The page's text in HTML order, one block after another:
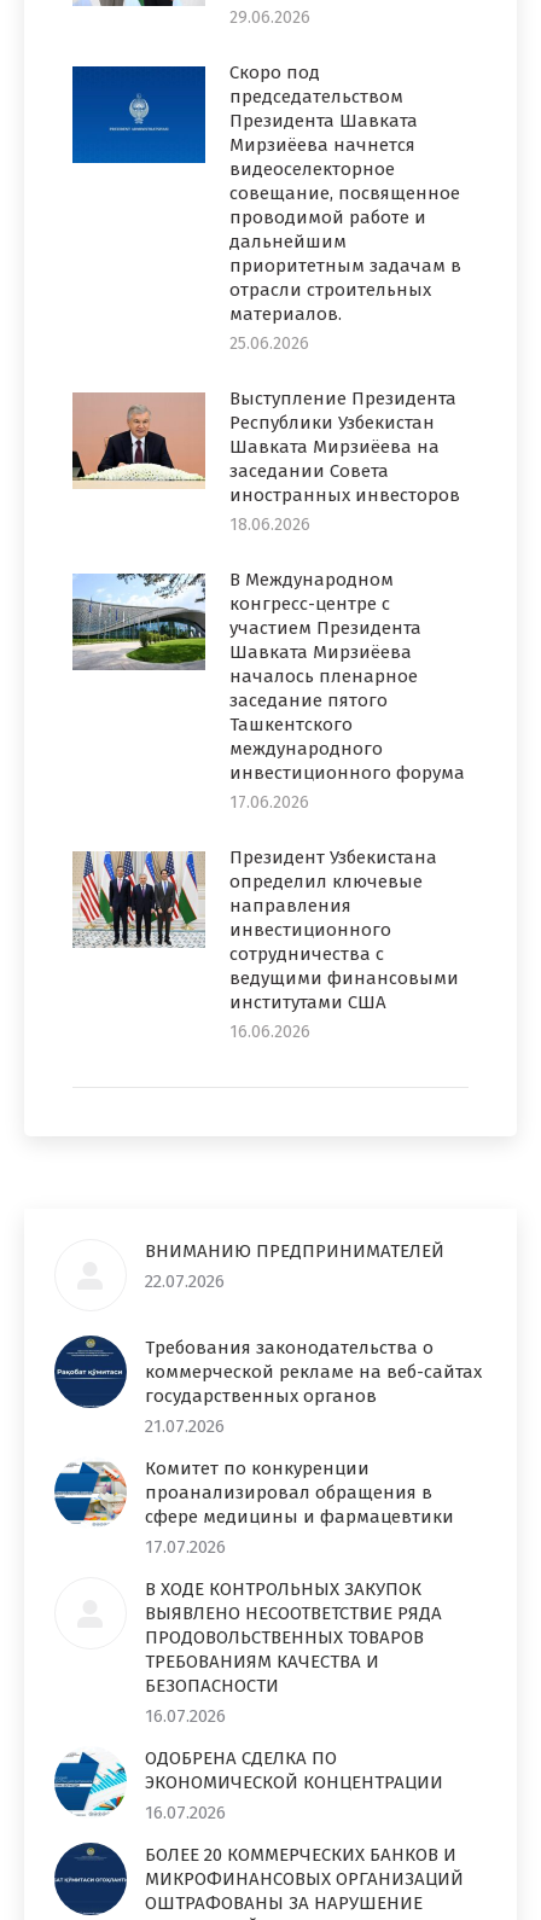
29.06.2026
Скоро под
председательством
Президента Шавката
Мирзиёева начнется
видеоселекторное
совещание, посвященное
проводимой работе и
дальнейшим
приоритетным задачам в
отрасли строительных
материалов.
25.06.2026
Выступление Президента
Республики Узбекистан
Шавката Мирзиёева на
заседании Совета
иностранных инвесторов
18.06.2026
В Международном
конгресс-центре с
участием Президента
Шавката Мирзиёева
началось пленарное
заседание пятого
Ташкентского
международного
инвестиционного форума
17.06.2026
Президент Узбекистана
определил ключевые
направления
инвестиционного
сотрудничества с
ведущими финансовыми
институтами США
16.06.2026
ВНИМАНИЮ ПРЕДПРИНИМАТЕЛЕЙ
22.07.2026
Требования законодательства о
коммерческой рекламе на веб-сайтах
государственных органов
21.07.2026
Комитет по конкуренции
проанализировал обращения в
сфере медицины и фармацевтики
17.07.2026
В ХОДЕ КОНТРОЛЬНЫХ ЗАКУПОК
ВЫЯВЛЕНО НЕСООТВЕТСТВИЕ РЯДА
ПРОДОВОЛЬСТВЕННЫХ ТОВАРОВ
ТРЕБОВАНИЯМ КАЧЕСТВА И
БЕЗОПАСНОСТИ
16.07.2026
ОДОБРЕНА СДЕЛКА ПО
ЭКОНОМИЧЕСКОЙ КОНЦЕНТРАЦИИ
16.07.2026
БОЛЕЕ 20 КОММЕРЧЕСКИХ БАНКОВ И
МИКРОФИНАНСОВЫХ ОРГАНИЗАЦИЙ
ОШТРАФОВАНЫ ЗА НАРУШЕНИЕ